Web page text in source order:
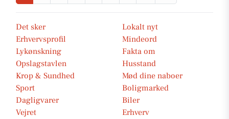
Det sker
Lokalt nyt
Erhvervsprofil
Mindeord
Lykønskning
Fakta om
Opslagstavlen
Husstand
Krop & Sundhed
Mød dine naboer
Sport
Boligmarked
Dagligvarer
Biler
Vejret
Erhverv